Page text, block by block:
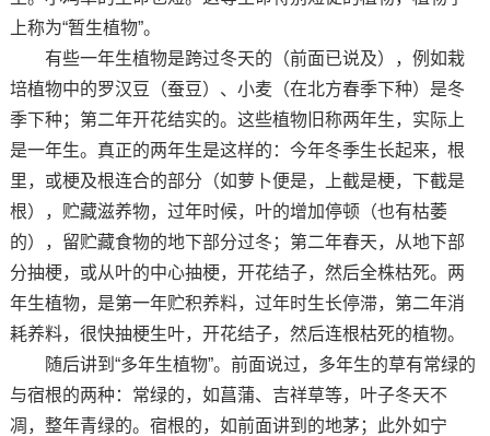
上称为“暂生植物”。
有些一年生植物是跨过冬天的（前面已说及），例如栽
培植物中的罗汉豆（蚕豆）、小麦（在北方春季下种）是冬
季下种；第二年开花结实的。这些植物旧称两年生，实际上
是一年生。真正的两年生是这样的：今年冬季生长起来，根
里，或梗及根连合的部分（如萝卜便是，上截是梗，下截是
根），贮藏滋养物，过年时候，叶的增加停顿（也有枯萎
的），留贮藏食物的地下部分过冬；第二年春天，从地下部
分抽梗，或从叶的中心抽梗，开花结子，然后全株枯死。两
年生植物，是第一年贮积养料，过年时生长停滞，第二年消
耗养料，很快抽梗生叶，开花结子，然后连根枯死的植物。
随后讲到“多年生植物”。前面说过，多年生的草有常绿的
与宿根的两种：常绿的，如菖蒲、吉祥草等，叶子冬天不
凋，整年青绿的。宿根的，如前面讲到的地茅；此外如宁